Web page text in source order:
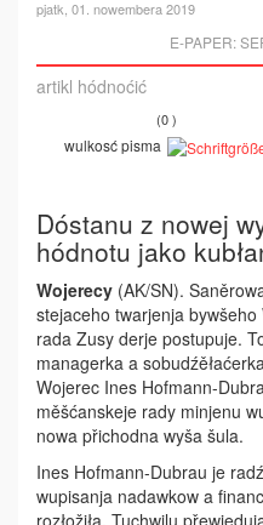
pjatk, 01. nowembera 2019
E-PAPER:
artikl hódnoćić
(0 )
wulkosć pisma
Dóstanu z nowej
hódnotu jako
Wojerecy (AK/SN).
stejaceho twarjenja
rada Zusy derje postupuje.
managerka a
Wojerec Ines Hofmann-
měšćanskeje­ rady minjenu
nowa přichodna wyša šula.
Ines Hofmann-Dubrau je
wupisanja nadawkow a